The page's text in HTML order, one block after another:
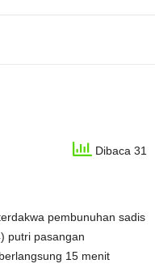
Dibaca 31
pembunuhan sadis
putri pasangan
15 menit